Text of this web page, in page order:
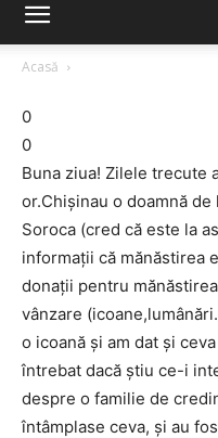
Acasă
0
0
Buna ziua! Zilele trecute
or.Chişinau o doamnă
Soroca (cred că este la
informaţii că mănăstirea
donaţii pentru
vânzare
o icoană şi am dat şi
întrebat dacă ştiu ce-i
despre o familie de
întâmplase ceva, şi au